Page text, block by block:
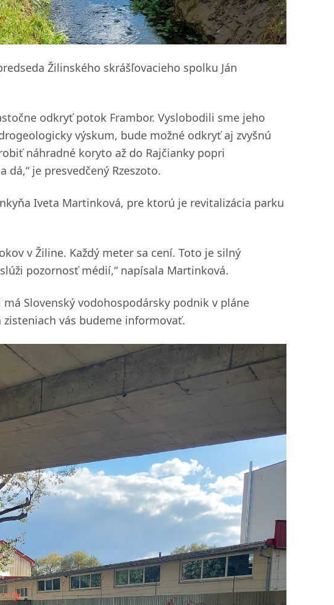
Žilinského skrášľovacieho spolku Ján
odkryť potok Frambor. Vyslobodili sme jeho
výskum, bude možné odkryť aj zvyšnú
náhradné koryto až do Rajčianky popri
dá,“ je presvedčený Rzeszoto.
Iveta Martinková, pre ktorú je revitalizácia parku
v Žiline. Každý meter sa cení. Toto je silný
pozornosť médií,“ napísala Martinková.
Slovenský vodohospodársky podnik v pláne
vás budeme informovať.